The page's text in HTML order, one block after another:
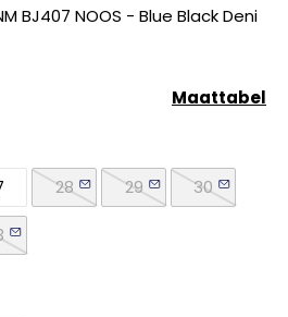
BJ407 NOOS - Blue Black Deni
28 29 30
Maattabel